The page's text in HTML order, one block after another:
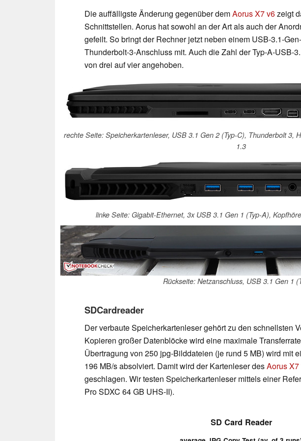
Die auffälligste Änderung gegenüber demAorus X7 v6zeigt
Schnittstellen. Aorus hat sowohl an der Art als auch der
gefeilt. So bringt der Rechner jetzt neben einem USB-3.1-
Thunderbolt-3-Anschluss mit. Auch die Zahl der Typ-A-USB-
von drei auf vier angehoben.
rechte Seite: Speicherkartenleser, USB 3.1 Gen 2 (Typ-C), Thunderbolt 3,
1.3
linke Seite: Gigabit-Ethernet, 3x USB 3.1 Gen 1 (Typ-A),
Rückseite: Netzanschluss, USB 3.1 Gen 1
SDCardreader
Der verbaute Speicherkartenleser gehört zu den schnellsten
Kopieren großer Datenblöcke wird eine maximale
Übertragung von 250 jpg-Bilddateien (je rund 5 MB) wird mit
196 MB/s absolviert. Damit wird der Kartenleser desAorus X7
geschlagen. Wir testen Speicherkartenleser mittels einer
Pro SDXC 64 GB UHS-II).
SD Card Reader